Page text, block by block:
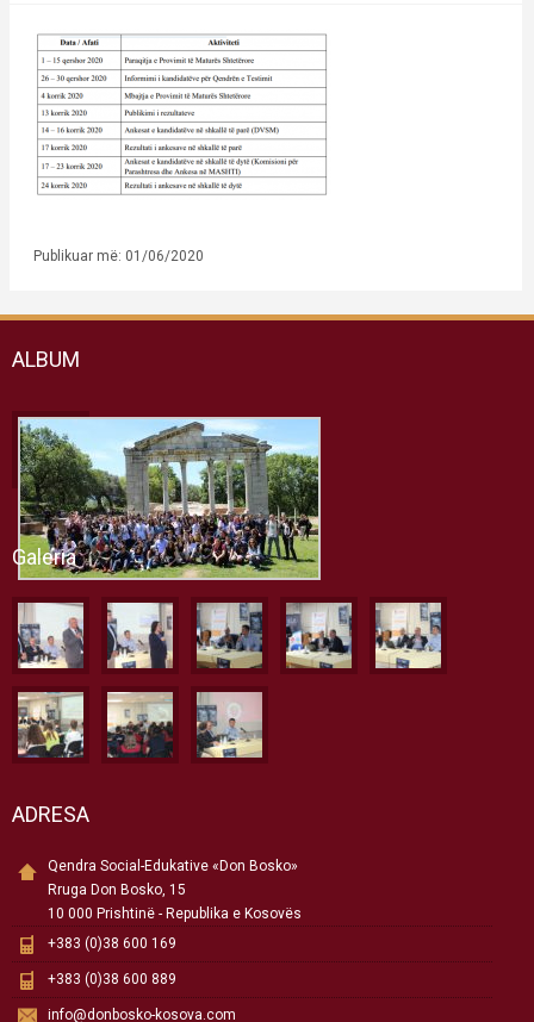
Publikuar më: 01/06/2020
ALBUM
Galeria
ADRESA
Qendra Social-Edukative «Don Bosko»
Rruga Don Bosko, 15
10 000 Prishtinë - Republika e Kosovës
+383 (0)38 600 169
+383 (0)38 600 889
info@donbosko-kosova.com